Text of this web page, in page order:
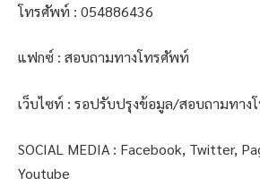
โทรศัพท์ : 054886436
แฟกซ์ : สอบถามทางโทรศัพท์
เว็บไซท์ : รอปรับปรุงข้อมูล/สอบถามทาง
SOCIAL MEDIA : Facebook, Twitter,
Youtube